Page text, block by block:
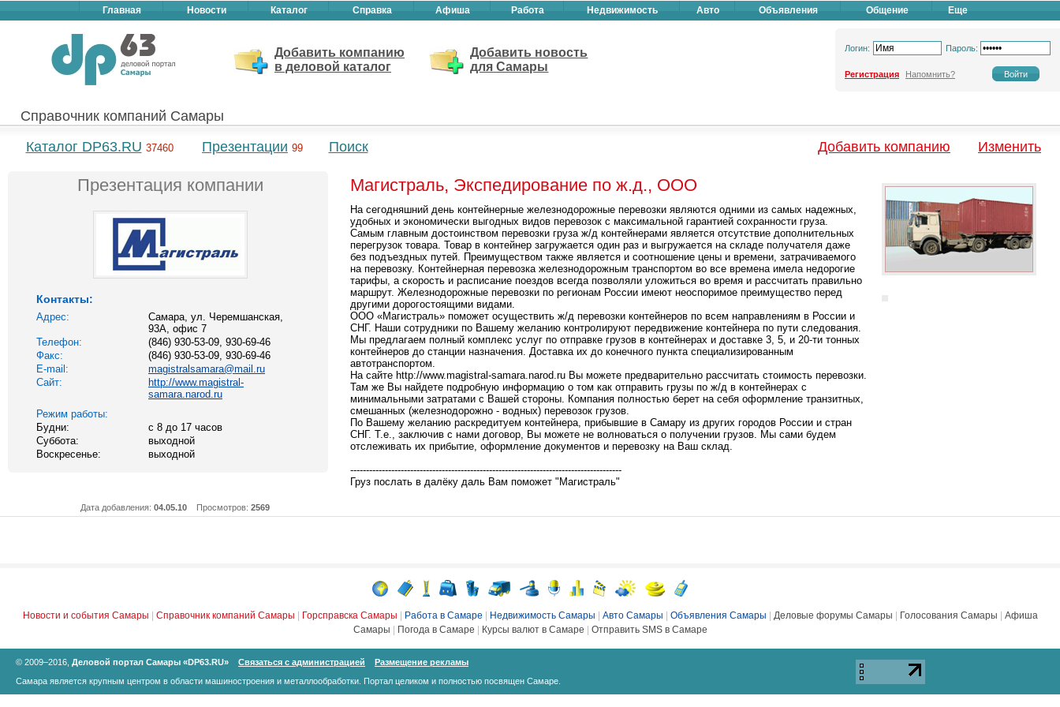
Главная Новости Каталог Справка Афиша Работа Недвижимость Авто Объявления Общение Еще
Добавить компанию
в деловой каталог
Добавить новость
для Самары
Логин: Пароль:
Регистрация Напомнить?
Справочник компаний Самары
Каталог DP63.RU 37460 Презентации 99 Поиск Добавить компанию Изменить
Презентация компании
Контакты:
Адрес:
Самара, ул. Черемшанская,
93А, офис 7
Телефон:
(846) 930-53-09, 930-69-46
Факс:
(846) 930-53-09, 930-69-46
E-mail:
magistralsamara@mail.ru
Сайт:
http://www.magistral-
samara.narod.ru
Режим работы:
Будни:
с 8 до 17 часов
Суббота:
выходной
Воскресенье:
выходной
Магистраль, Экспедирование по ж.д., ООО
На сегодняшний день контейнерные железнодорожные перевозки являются одними из самых надежных,
удобных и экономически выгодных видов перевозок с максимальной гарантией сохранности груза.
Самым главным достоинством перевозки груза ж/д контейнерами является отсутствие дополнительных
перегрузок товара. Товар в контейнер загружается один раз и выгружается на складе получателя даже
без подъездных путей. Преимуществом также является и соотношение цены и времени, затрачиваемого
на перевозку. Контейнерная перевозка железнодорожным транспортом во все времена имела недорогие
тарифы, а скорость и расписание поездов всегда позволяли уложиться во время и рассчитать правильно
маршрут. Железнодорожные перевозки по регионам России имеют неоспоримое преимущество перед
другими дорогостоящими видами.
ООО «Магистраль» поможет осуществить ж/д перевозки контейнеров по всем направлениям в России и
СНГ. Наши сотрудники по Вашему желанию контролируют передвижение контейнера по пути следования.
Мы предлагаем полный комплекс услуг по отправке грузов в контейнерах и доставке 3, 5, и 20-ти тонных
контейнеров до станции назначения. Доставка их до конечного пункта специализированным
автотранспортом.
На сайте http://www.magistral-samara.narod.ru Вы можете предварительно рассчитать стоимость перевозки.
Там же Вы найдете подробную информацию о том как отправить грузы по ж/д в контейнерах с
минимальными затратами с Вашей стороны. Компания полностью берет на себя оформление транзитных,
смешанных (железнодорожно - водных) перевозок грузов.
По Вашему желанию раскредитуем контейнера, прибывшие в Самару из других городов России и стран
СНГ. Т.е., заключив с нами договор, Вы можете не волноваться о получении грузов. Мы сами будем
отслеживать их прибытие, оформление документов и перевозку на Ваш склад.
--------------------------------------------------------------------------------------
Груз послать в далёку даль Вам поможет "Магистраль"
Дата добавления: 04.05.10 Просмотров: 2569
Новости и события Самары Справочник компаний Самары Горсправска Самары Работа в Самаре Недвижимость Самары Авто Самары Объявления Самары Деловые форумы Самары Голосования Самары
Афиша
Самары
Погода в Самаре Курсы валют в Самаре Отправить SMS в Самаре
© 2009–2016, Деловой портал Самары «DP63.RU» Связаться с администрацией
Размещение рекламы
Самара является крупным центром в области машиностроения и металлообработки. Портал целиком и полностью посвящен Самаре.